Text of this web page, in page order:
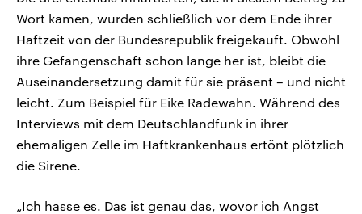
Wort kamen, wurden schließlich vor dem Ende ihrer
Haftzeit von der Bundesrepublik freigekauft. Obwohl
ihre Gefangenschaft schon lange her ist, bleibt die
Auseinandersetzung damit für sie präsent – und nicht
leicht. Zum Beispiel für Eike Radewahn. Während des
Interviews mit dem Deutschlandfunk in ihrer
ehemaligen Zelle im Haftkrankenhaus ertönt plötzlich
die Sirene.
„Ich hasse es. Das ist genau das, wovor ich Angst